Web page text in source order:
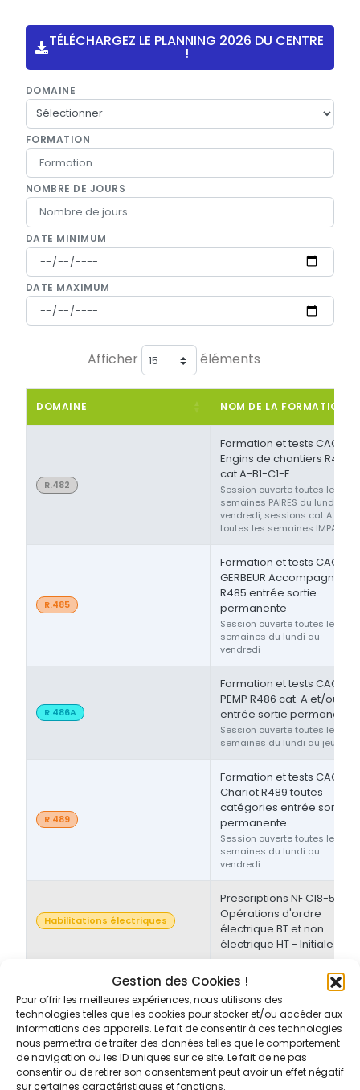
Gestion des Cookies !
Pour offrir les meilleures expériences, nous utilisons des
technologies telles que les cookies pour stocker et/ou accéder aux
informations des appareils. Le fait de consentir à ces technologies
nous permettra de traiter des données telles que le comportement
de navigation ou les ID uniques sur ce site. Le fait de ne pas
consentir ou de retirer son consentement peut avoir un effet négatif
sur certaines caractéristiques et fonctions.
TÉLÉCHARGEZ LE PLANNING 2026 DU CENTRE
!
DOMAINE
FORMATION
NOMBRE DE JOURS
DATE MINIMUM
DATE MAXIMUM
Afficher éléments
DOMAINE NOM DE LA FORMATION
R.482
Formation et tests CACES®
Engins de chantiers R482
cat A-B1-C1-F
Session ouverte toutes les
semaines PAIRES du lundi au
vendredi, sessions cat A ou F
toutes les semaines IMPAIRES
R.485
Formation et tests CACES®
GERBEUR Accompagnant
R485 entrée sortie
permanente
Session ouverte toutes les
semaines du lundi au
vendredi
R.486A
Formation et tests CACES®
PEMP R486 cat. A et/ou B
entrée sortie permanente
Session ouverte toutes les
semaines du lundi au jeudi
R.489
Formation et tests CACES®
Chariot R489 toutes
catégories entrée sortie
permanente
Session ouverte toutes les
semaines du lundi au
vendredi
Habilitations électriques
Prescriptions NF C18-510 -
Opérations d'ordre
électrique BT et non
électrique HT - Initiale
Habilitations électriques
Prescriptions NF C18-510 -
Opérations d'ordre non-
électrique BT et/ou HT -
Initiale/Recyclage
Prescriptions NF C18-510 -
Opérations d'ordre non-